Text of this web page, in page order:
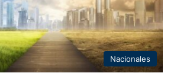
Nacionales